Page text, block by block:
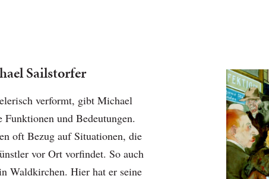
Sailstorfer
verformt, gibt Michael
Funktionen und Bedeutungen.
oft Bezug auf Situationen, die
vor Ort vorfindet. So auch
Waldkirchen. Hier hat er seine